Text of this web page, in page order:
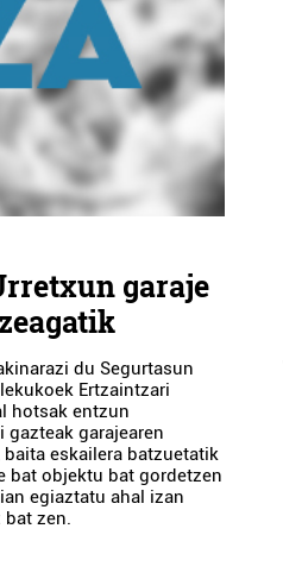
garaje
du Segurtasun
Ertzaintzari
hotsak entzun
garajearen
eskailera batzuetatik
bat objektu bat gordetzen
egiaztatu ahal izan
zen.